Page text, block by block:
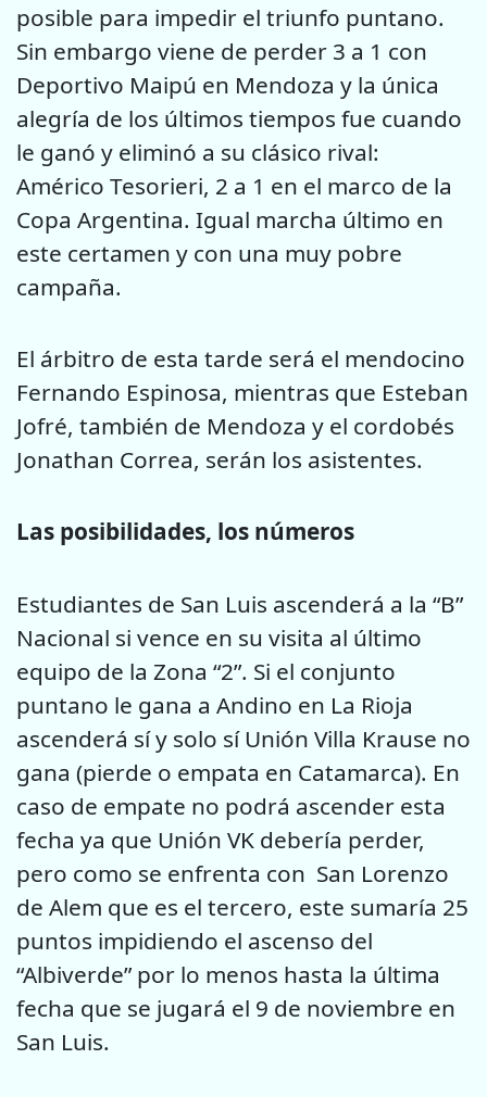
posible para impedir el triunfo puntano.
Sin embargo viene de perder 3 a 1 con
Deportivo Maipú en Mendoza y la única
alegría de los últimos tiempos fue cuando
le ganó y eliminó a su clásico rival:
Américo Tesorieri, 2 a 1 en el marco de la
Copa Argentina. Igual marcha último en
este certamen y con una muy pobre
campaña.
El árbitro de esta tarde será el mendocino
Fernando Espinosa, mientras que Esteban
Jofré, también de Mendoza y el cordobés
Jonathan Correa, serán los asistentes.
Las posibilidades, los números
Estudiantes de San Luis ascenderá a la “B”
Nacional si vence en su visita al último
equipo de la Zona “2”. Si el conjunto
puntano le gana a Andino en La Rioja
ascenderá sí y solo sí Unión Villa Krause no
gana (pierde o empata en Catamarca). En
caso de empate no podrá ascender esta
fecha ya que Unión VK debería perder,
pero como se enfrenta con San Lorenzo
de Alem que es el tercero, este sumaría 25
puntos impidiendo el ascenso del
“Albiverde” por lo menos hasta la última
fecha que se jugará el 9 de noviembre en
San Luis.